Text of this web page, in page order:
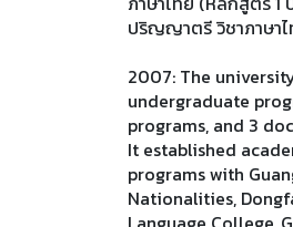
ปริญญาตรี วิชาภาษา
2007: The
undergraduate
programs, and 3
It established
programs with
Nationalities,